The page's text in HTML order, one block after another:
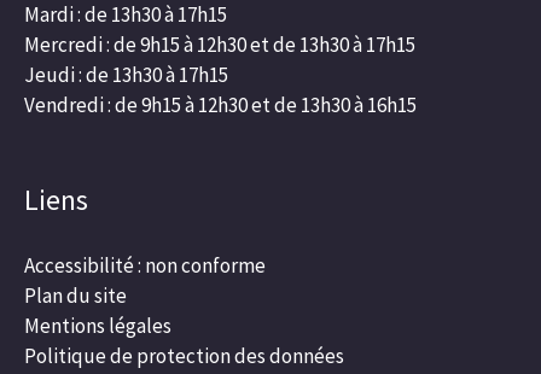
Mardi : de 13h30 à 17h15
Mercredi : de 9h15 à 12h30 et de 13h30 à 17h15
Jeudi : de 13h30 à 17h15
Vendredi : de 9h15 à 12h30 et de 13h30 à 16h15
Liens
Accessibilité : non conforme
Plan du site
Mentions légales
Politique de protection des données